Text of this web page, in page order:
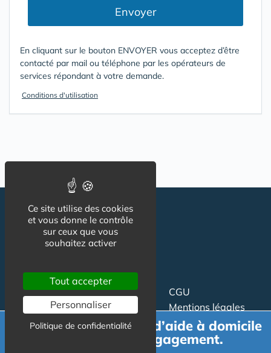
Envoyer
En cliquant sur le bouton ENVOYER vous acceptez d’être
contacté par mail ou téléphone par les opérateurs de
services répondant à votre demande.
Conditions d'utilisation
Suivez-nous
CGU
Mentions légales
Charte
Proposer un article
Demande de devis d’aide à domicile
gratuit et sans engagement.
Ce site utilise des cookies
et vous donne le contrôle
sur ceux que vous
souhaitez activer
Tout accepter
Personnaliser
Politique de confidentialité